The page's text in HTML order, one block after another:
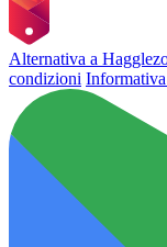
Alternativa a
condizioni